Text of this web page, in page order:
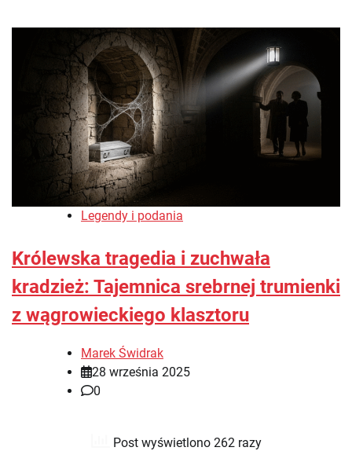
Legendy i podania
Królewska tragedia i zuchwała
kradzież: Tajemnica srebrnej trumienki
z wągrowieckiego klasztoru
Marek Świdrak
28 września 2025
0
Post wyświetlono 262 razy